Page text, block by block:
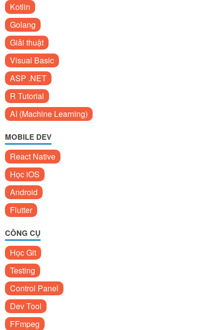
Kotlin
Golang
Giải thuật
Visual Basic
ASP .NET
R Tutorial
AI (Machine Learning)
MOBILE DEV
React Native
Học iOS
Android
Flutter
CÔNG CỤ
Học Git
Testing
Control Panel
Dev Tool
FFmpeg